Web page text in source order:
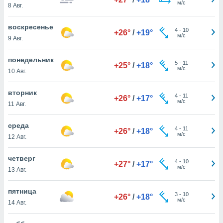
рекламу
нашей
cookie
в
нашего
ВЫ
8 Авг.
м/с
воскресенье
9 Авг.
+26° / +19° 4- 10
м/с
понедельник
10 Авг.
+25° / +18° 5- 11
м/с
вторник
11 Авг.
+26° / +17° 4- 11
м/с
среда
12 Авг.
+26° / +18° 4- 11
м/с
четверг
13 Авг.
+27° / +17° 4- 10
м/с
пятница
14 Авг.
+26° / +18° 3- 10
м/с